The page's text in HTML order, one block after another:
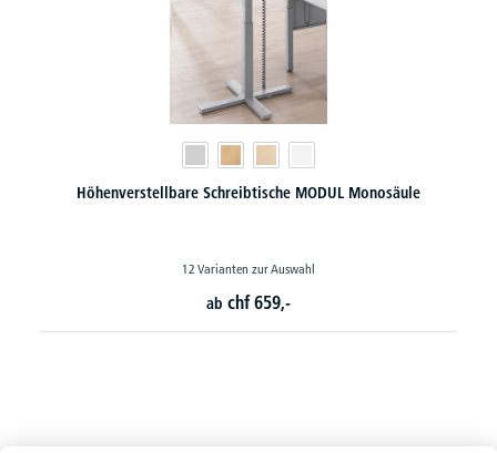
Schreibtische 4-Fuß Comfort MULTI MODUL
16 Varianten zur Auswahl
abchf 559,-